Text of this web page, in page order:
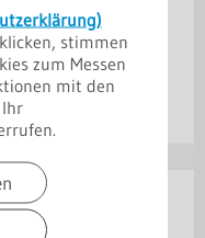
stimmen
zum Messen
mit den